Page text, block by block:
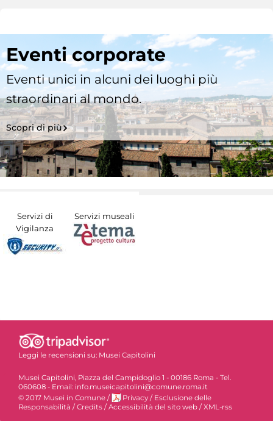
Eventi corporate
Eventi unici in alcuni dei luoghi più
straordinari al mondo.
Scopri di più
Servizi di
Vigilanza
Servizi museali
Leggi le recensioni su: Musei Capitolini
Musei Capitolini, Piazza del Campidoglio 1 - 00186 Roma - Tel.
060608 - Email: info.museicapitolini@comune.roma.it
© 2017 Musei in Comune / Privacy / Esclusione delle
Responsabilità /Credits /Accessibilità del sito web /XML-rss